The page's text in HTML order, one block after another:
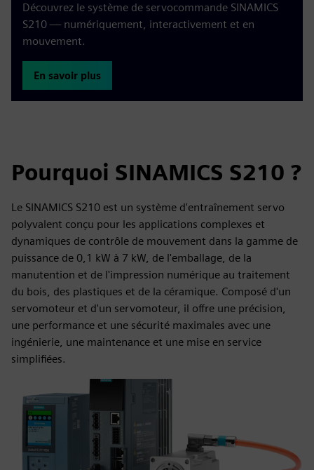
Découvrez le système de servocommande SINAMICS
S210 — numériquement, interactivement et en
mouvement.
En savoir plus
Pourquoi SINAMICS S210 ?
Le SINAMICS S210 est un système d'entraînement servo
polyvalent conçu pour les applications complexes et
dynamiques de contrôle de mouvement dans la gamme de
puissance de 0,1 kW à 7 kW, de l'emballage, de la
manutention et de l'impression numérique au traitement
du bois, des plastiques et de la céramique. Composé d'un
servomoteur et d'un servomoteur, il offre une précision,
une performance et une sécurité maximales avec une
ingénierie, une maintenance et une mise en service
simplifiées.